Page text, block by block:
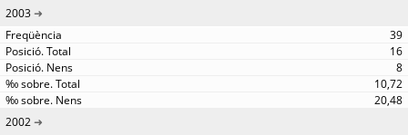
2003
39
16
8
10,72
20,48
2002